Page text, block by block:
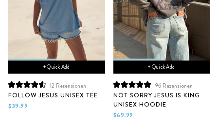
+ Quick Add
Mit
4.6
von
5
12 Rezensionen
FOLLOW JESUS UNISEX TEE
$39.99
+ Quick Add
Mit
5.0
von
5
Sternen
96Rezensionen
NOT SORRY JESUS IS KING
UNISEX HOODIE
$69.99